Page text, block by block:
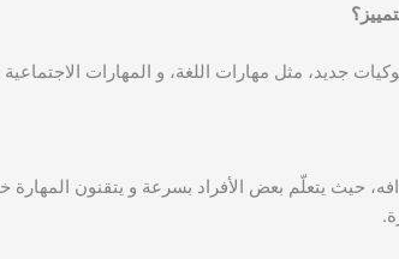
جديد، مثل مهارات اللغة، و المهارات الاجتماعية
حيث يتعلّم بعض الأفراد بسرعة و يتقنون